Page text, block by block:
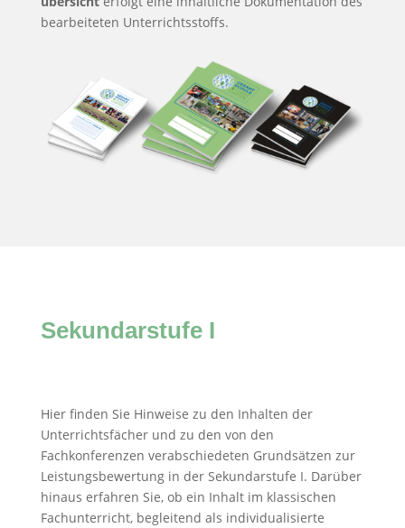
bearbeiteten Unterrichts­stoffs.
Sekundarstufe I
Hier finden Sie Hinweise zu den Inhalten der
Unterrichtsfächer und zu den von den
Fachkonferenzen verabschiedeten Grundsätzen zur
Leistungsbewertung in der Sekundarstufe I. Darüber
hinaus erfahren Sie, ob ein Inhalt im klassischen
Fachunterricht, begleitend als individualisierte